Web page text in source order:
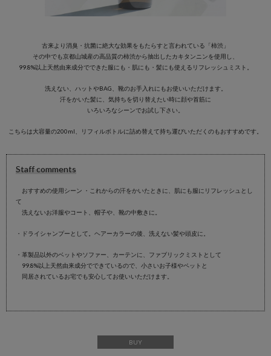
古来より消臭・抗菌に絶大な効果をもたらすと言われている「柿渋」
その中でも京都山城産の高品質の柿渋から抽出したカキタンニンを使用し、
99.8%以上天然由来成分でできた服にも・肌にも・髪にも使えるリフレッシュミスト。
洗えない、ハットやBAG、靴のお手入れにもお使いいただけます。
汗をかいた髪に、気持ちを切り替えたい時に顔や首筋に
いろいろなシーンでお試し下さい。
こちらは大容量の200ml、リフィルボトルに詰め替えて持ち運びいただくのもおすすめです。
Staff comments
おすすめの使用シーン ・これからの汗をかいたときに、肌にも服にリフレッシュとし
て
洗えないお洋服やコート、帽子や、靴の中敷きに。
・ドライシャンプーとして。ヘアーカラーの後、洗えない髪や頭皮に。
・革製品以外のベットやソファー、カーテンに、ファブリックミストとして
99.8%以上天然由来成分でできているので、小さいお子様やペットと
同居されているお宅でも安心してお使いいただけます。
BUY